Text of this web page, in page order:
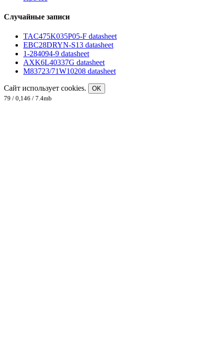
Случайные записи
TAC475K035P05-F datasheet
EBC28DRYN-S13 datasheet
1-284094-9 datasheet
AXK6L40337G datasheet
M83723/71W10208 datasheet
Сайт использует cookies.
OK
79 / 0,146 / 7.4mb